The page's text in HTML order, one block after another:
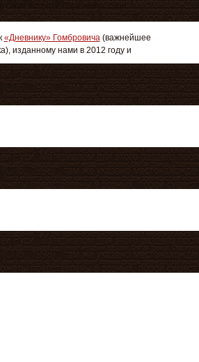
свою остроту, свой юмор, свое
«Дневнику» Гомбровича(важнейшее
изданному нами в 2012 году и